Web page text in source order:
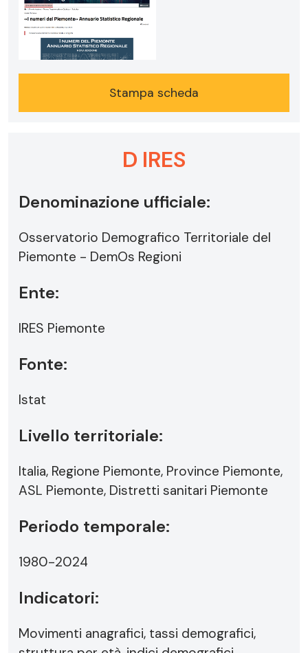
Stampa scheda
D IRES
Denominazione ufficiale:
Osservatorio Demografico Territoriale del
Piemonte - DemOs Regioni
Ente:
IRES Piemonte
Fonte:
Istat
Livello territoriale:
Italia, Regione Piemonte, Province Piemonte,
ASL Piemonte, Distretti sanitari Piemonte
Periodo temporale:
1980-2024
Indicatori:
Movimenti anagrafici, tassi demografici,